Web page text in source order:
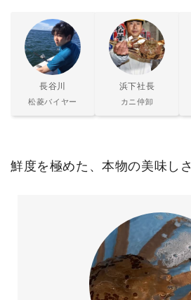
長谷川
松菱バイヤー
浜下社長
カニ仲卸
鮮度を極めた、本物の美味し